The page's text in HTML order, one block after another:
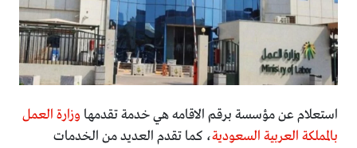
استعلام عن مؤسسة برقم الاقامه هي خدمة تقدمها وزارة العمل
بالمملكة العربية السعودية، كما تقدم العديد من الخدمات